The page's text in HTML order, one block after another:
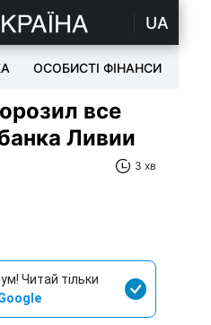
UA
ОСОБИСТІ ФІНАНСИ
все
Ливии
3 хв
Читай тільки